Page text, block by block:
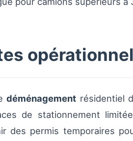
déménagement résidentiel
de stationnement
des permis temporaires